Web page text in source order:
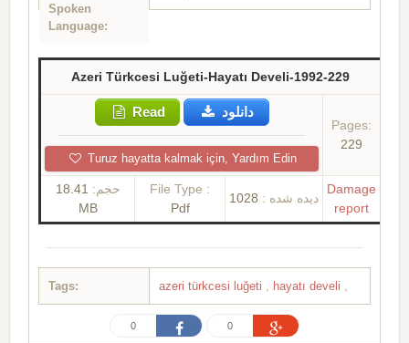
Spoken
Language:
Azeri Türkcesi Luğeti-Hayatı Develi-1992-229
Read دانلود
Turuz hayatta kalmak için, Yardım Edin
Pages:
229
حجم: 18.41
MB
File Type :
Pdf
دیده شده : 1028
Damage
report
Tags: azeri türkcesi luğeti hayatı develi
0 0